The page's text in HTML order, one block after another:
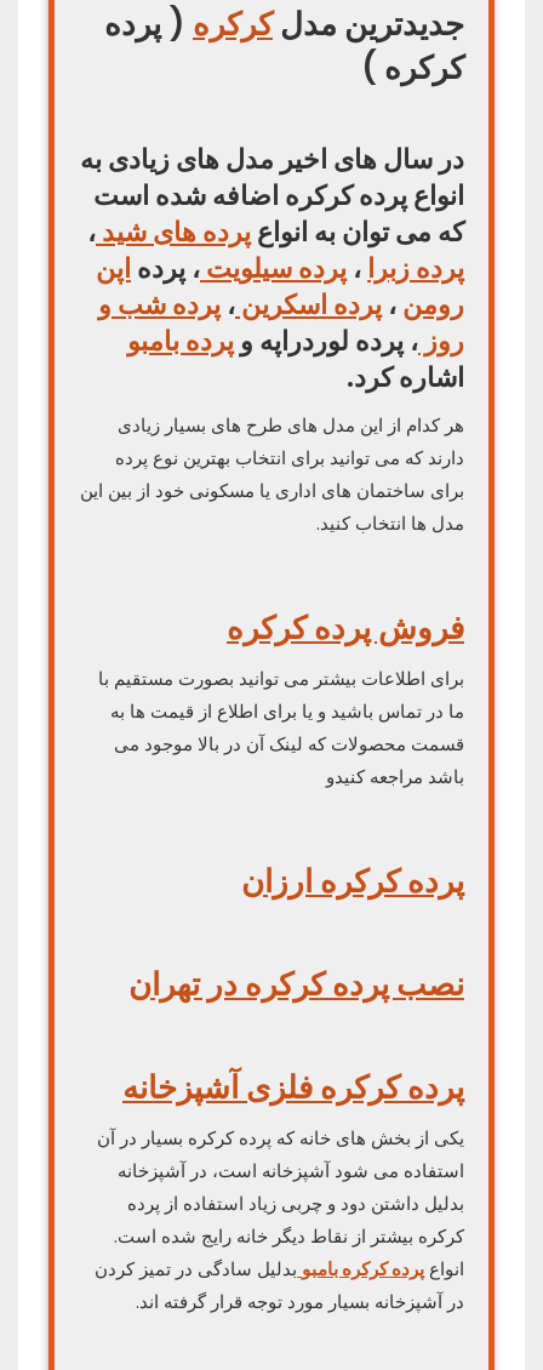
جدیدترین مدلکرکره ( پرده
کرکره )
در سال های اخیر مدل های زیادی به
انواع پرده کرکره اضافه شده است
که می توان به انواعپرده های شید،
پرده زبرا ،پرده سیلویت، پرده اپن
رومن،پرده اسکرین،پرده شب و
روز ، پرده لوردراپه وپرده بامبو
اشاره کرد.
هر کدام از این مدل های طرح های بسیار زیادی
دارند که می توانید برای انتخاب بهترین نوع پرده
برای ساختمان های اداری یا مسکونی خود از بین این
مدل ها انتخاب کنید.
فروش پرده کرکره
برای اطلاعات بیشتر می توانید بصورت مستقیم با
ما در تماس باشید و یا برای اطلاع از قیمت ها به
قسمت محصولات که لینک آن در بالا موجود می
باشد مراجعه کنیدو
پرده کرکره ارزان
نصب پرده کرکره در تهران
پرده کرکره فلزی آشپزخانه
یکی از بخش های خانه که پرده کرکره بسیار در آن
استفاده می شود آشپزخانه است، در آشپزخانه
بدلیل داشتن دود و چربی زیاد استفاده از پرده
کرکره بیشتر از نقاط دیگر خانه رایج شده است.
انواع پرده کرکره بامبو بدلیل سادگی در تمیز کردن
در آشپزخانه بسیار مورد توجه قرار گرفته اند.